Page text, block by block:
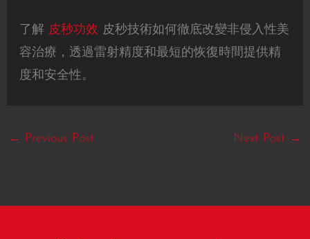
了解 皮秒功效 皮秒技術如何徹底改變非侵入性美
容治療，透過雷射精度和最短的恢復時間提供精
度和安全性。
← Previous Post Next Post →